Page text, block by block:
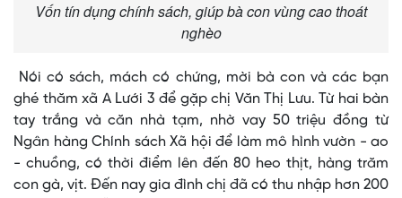
Vốn tín dụng chính sách, giúp bà con vùng cao thoát
nghèo
Nói có sách, mách có chứng, mời bà con và các bạn
ghé thăm xã A Lưới 3 để gặp chị Văn Thị Lưu. Từ hai bàn
tay trắng và căn nhà tạm, nhờ vay 50 triệu đồng từ
Ngân hàng Chính sách Xã hội để làm mô hình vườn - ao
- chuồng, có thời điểm lên đến 80 heo thịt, hàng trăm
con gà, vịt. Đến nay gia đình chị đã có thu nhập hơn 200